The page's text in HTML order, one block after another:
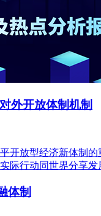
外开放体制机制
开放型经济新体制
际行动同世界分享
体制